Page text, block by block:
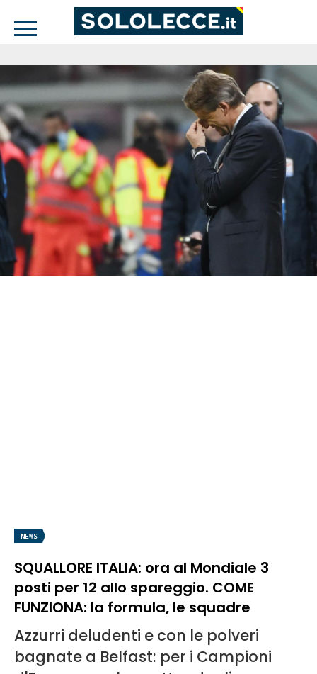
NEWS
SQUALLORE ITALIA: ora al Mondiale 3
posti per 12 allo spareggio. COME
FUNZIONA: la formula, le squadre
Azzurri deludenti e con le polveri
bagnate a Belfast: per i Campioni